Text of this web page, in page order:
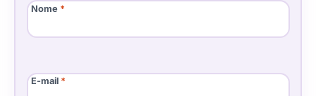
Nome *
E-mail *